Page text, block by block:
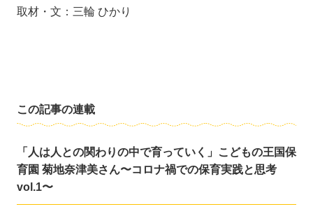
取材・文：三輪 ひかり
この記事の連載
「人は人との関わりの中で育っていく」こどもの王国保
育園 菊地奈津美さん〜コロナ禍での保育実践と思考
vol.1〜